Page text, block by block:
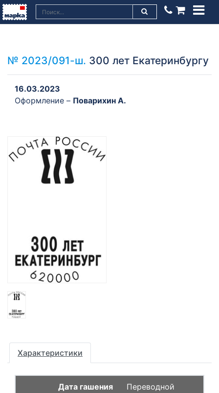
№ 2023/091-ш. 300 лет Екатеринбургу
16.03.2023
Оформление – Поварихин А.
Характеристики
Переводной